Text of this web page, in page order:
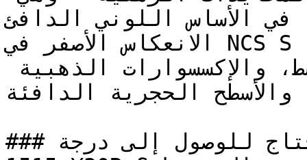
الأساس اللوني الدافئ.
الانعكاس الأصفر في NCS S 1515-Y30R يجعله يتكامل
والأسطح الحجرية الدافئة.
### كم وجه (طبقة) تحتاج للوصول إلى درجة NCS S